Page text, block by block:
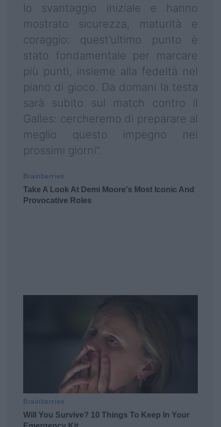
lo svantaggio iniziale e hanno
mostrato sicurezza, maturità e
coraggio: quest’ultimo punto è
stato fondamentale per marcare
più punti, insieme alla fedeltà nel
piano di gioco. Da domani la testa
sarà subito sul match contro il
Galles: cercheremo di preparare al
meglio questo impegno nei
prossimi giorni”.